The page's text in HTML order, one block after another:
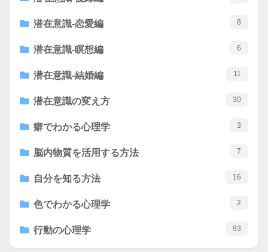
潜在意識-恋愛編 8
潜在意識-瞑想編 6
潜在意識-結婚編 11
潜在意識の変え方 30
癖でわかる心理学 3
脳内物質を活用する方法 7
自分を知る方法 16
色でわかる心理学 2
行動の心理学 93